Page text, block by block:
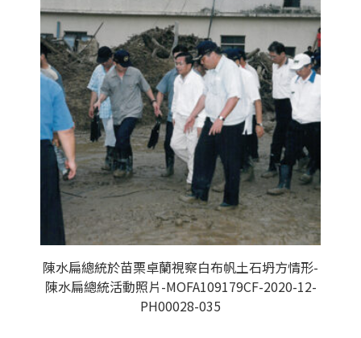
陳水扁總統於苗栗卓蘭視察白布帆土石坍方情形-
陳水扁總統活動照片-MOFA109179CF-2020-12-
PH00028-035